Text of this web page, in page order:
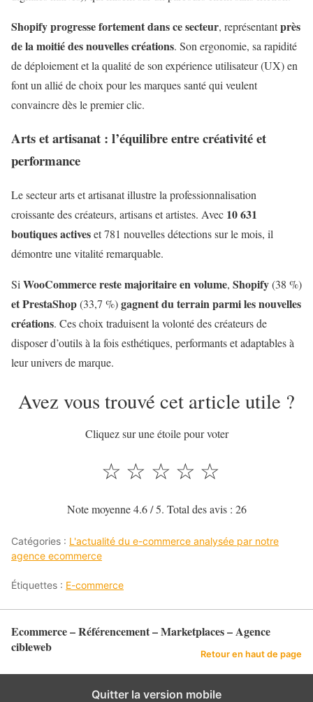
Shopify progresse fortement dans ce secteur, représentantprès
de la moitié des nouvelles créations. Son ergonomie, sa rapidité
de déploiement et la qualité de son expérience utilisateur (UX) en
font un allié de choix pour les marques santé qui veulent
convaincre dès le premier clic.
Arts et artisanat : l’équilibre entre créativité et
performance
Le secteur arts et artisanat illustre la professionnalisation
croissante des créateurs, artisans et artistes. Avec 10 631
boutiques activeset 781 nouvelles détections sur le mois, il
démontre une vitalité remarquable.
Si WooCommerce reste majoritaire en volume, Shopify(38 %)
et PrestaShop(33,7 %)gagnent du terrain parmi les nouvelles
créations. Ces choix traduisent la volonté des créateurs de
disposer d’outils à la fois esthétiques, performants et adaptables à
leur univers de marque.
Avez vous trouvé cet article utile ?
Cliquez sur une étoile pour voter
☆
☆
☆
☆
☆
Note moyenne4.6/ 5. Total des avis : 26
Catégories : L'actualité du e-commerce analysée par notre
agence ecommerce
Étiquettes : E-commerce
Ecommerce – Référencement – Marketplaces – Agence
cibleweb
Retour en haut de page
Quitter la version mobile